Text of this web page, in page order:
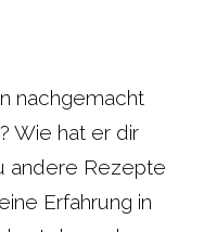
nachgemacht
Wie hat er dir
andere Rezepte
Erfahrung in